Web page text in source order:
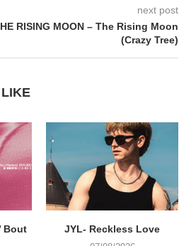
next post
RISING MOON – The Rising Moon
(Crazy Tree)
Bout
JYL- Reckless Love